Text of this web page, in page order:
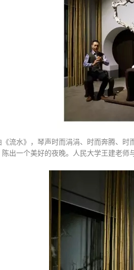
流水》，琴声时而涓涓、时而奔腾、
陈出一个美好的夜晚。人民大学王建老